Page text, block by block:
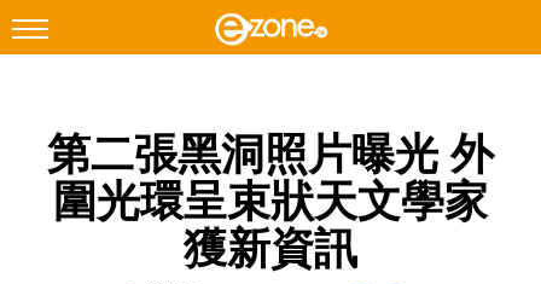
Facebook Instagram
科技焦點
第二張黑洞照片曝光 外
圍光環呈束狀天文學家
獲新資訊